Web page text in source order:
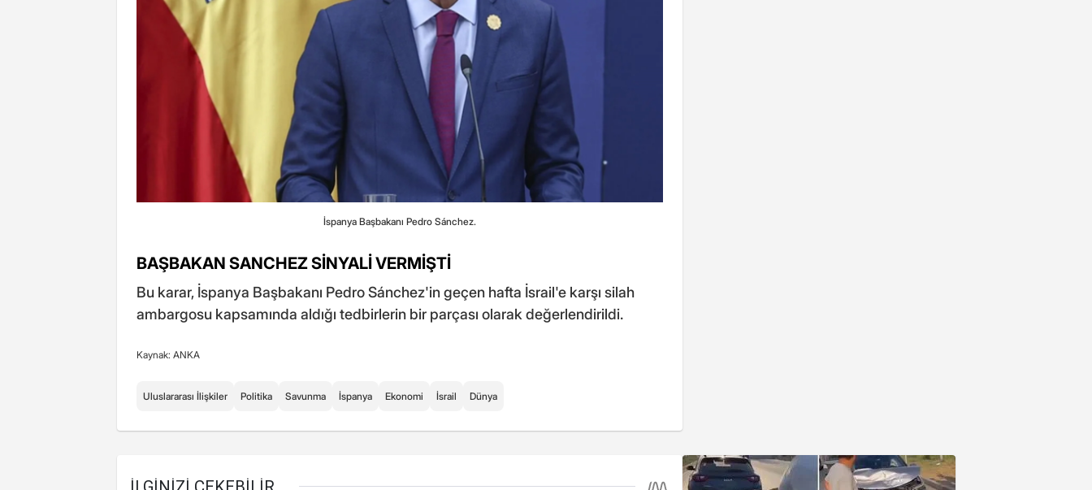
İspanya Başbakanı Pedro Sánchez.
BAŞBAKAN SANCHEZ SİNYALİ VERMİŞTİ
Bu karar, İspanya Başbakanı Pedro Sánchez'in geçen hafta İsrail'e karşı silah
ambargosu kapsamında aldığı tedbirlerin bir parçası olarak değerlendirildi.
Kaynak: ANKA
Uluslararası İlişkiler Politika Savunma İspanya Ekonomi İsrail Dünya